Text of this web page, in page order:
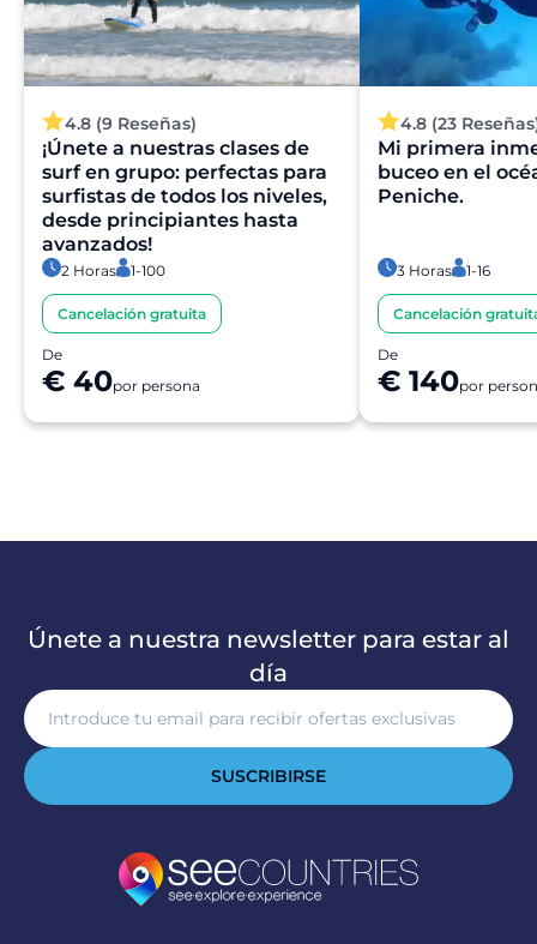
4.8 (9 Reseñas)
¡Únete a nuestras clases de
surf en grupo: perfectas para
surfistas de todos los niveles,
desde principiantes hasta
avanzados!
2 Horas 1-100
Cancelación gratuita
De
€ 40por persona
4.8 (23
Mi primera
buceo en el
Peniche.
3 Horas 1-16
Cancelación
De
€ 140por
Únete a nuestra newsletter para estar al
día
SUSCRIBIRSE